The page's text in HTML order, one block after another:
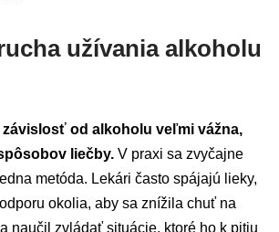
užívania alkoholu
od alkoholu veľmi vážna,
liečby. V praxi sa zvyčajne
metóda. Lekári často spájajú lieky,
okolia, aby sa znížila chuť na
naučil zvládať situácie, ktoré ho k pitiu